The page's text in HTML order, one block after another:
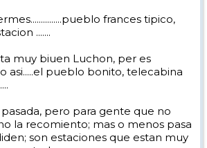
frances tipico,
.......
muy biuen Luchon, per es
asi.....el pueblo bonito, telecabina
pero para gente que no
la recomiento; mas o menos pasa
son estaciones que estan muy